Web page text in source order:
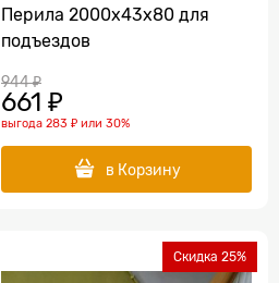
Перила 2000х43х80 для
подъездов
944 ₽
661 ₽
выгода 283 ₽ или 30%
в Корзину
Скидка 25%